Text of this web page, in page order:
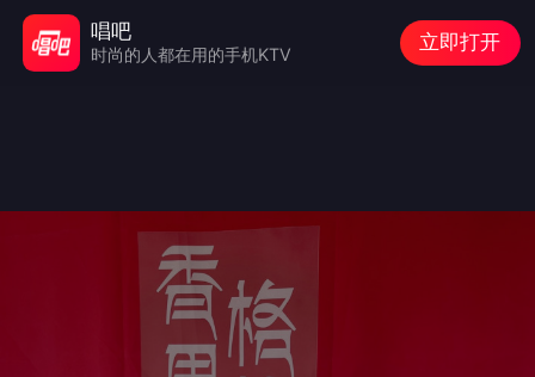
唱吧
时尚的人都在用的手机KTV
立即打开